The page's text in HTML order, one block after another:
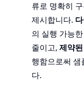
류로 명확히
제시합니다.
의 실행 가능
줄이고, 제약
행함으로써 샘
다.